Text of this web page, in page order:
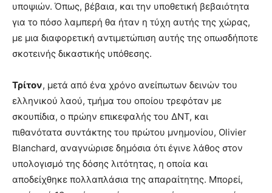
υποψιών. Όπως, βέβαια, και την υποθετική βεβαιότητα
για το πόσο λαμπερή θα ήταν η τύχη αυτής της χώρας,
με μια διαφορετική αντιμετώπιση αυτής της οπωσδήποτε
σκοτεινής δικαστικής υπόθεσης.
Τρίτον, μετά από ένα χρόνο ανείπωτων δεινών του
ελληνικού λαού, τμήμα του οποίου τρεφόταν με
σκουπίδια, ο πρώην επικεφαλής του ΔΝΤ, και
πιθανότατα συντάκτης του πρώτου μνημονίου, Olivier
Blanchard, αναγνώρισε δημόσια ότι έγινε λάθος στον
υπολογισμό της δόσης λιτότητας, η οποία και
αποδείχθηκε πολλαπλάσια της απαραίτητης. Μπορεί,